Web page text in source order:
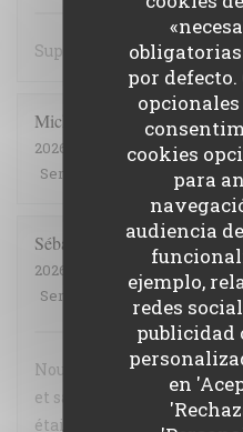
por
cookies
para
audiencia
ejemplo,
redes
publicidad
en
Super repas très goûteux
Michelle
2026-07-07
- 12:15 - Invitados 3
Servicio
Ambiente: 4/5
Sébastien
2026-07-29
- 12:30 - Invitados
Servicio
Ambiente : 5/5
Nous avons sincèrement
et savoureuse nous
était un pur délice Le filet